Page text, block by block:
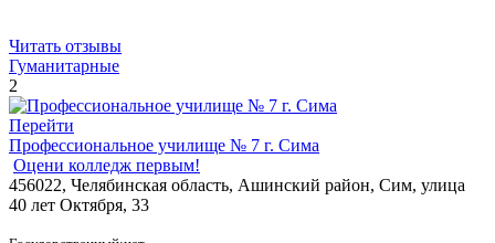
Читать отзывы
Гуманитарные
2
Перейти
Профессиональное училище № 7 г. Сима
Оцени колледж первым!
456022, Челябинская область, Ашинский район, Сим, улица
40 лет Октября, 33